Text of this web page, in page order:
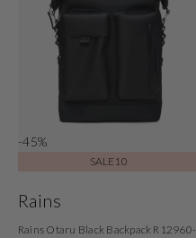
-45%
SALE10
Rains
Rains Otaru Black Backpack R12960-